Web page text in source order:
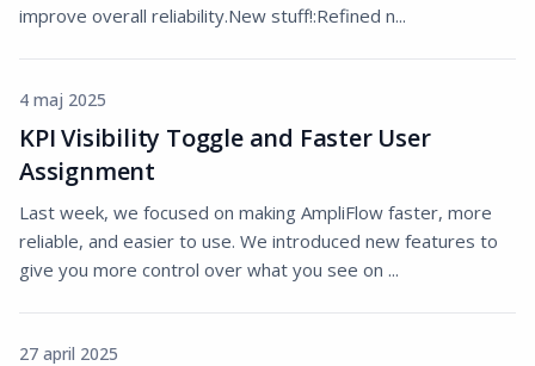
improve overall reliability.New stuff!:Refined n...
4 maj 2025
KPI Visibility Toggle and Faster User
Assignment
Last week, we focused on making AmpliFlow faster, more
reliable, and easier to use. We introduced new features to
give you more control over what you see on ...
27 april 2025